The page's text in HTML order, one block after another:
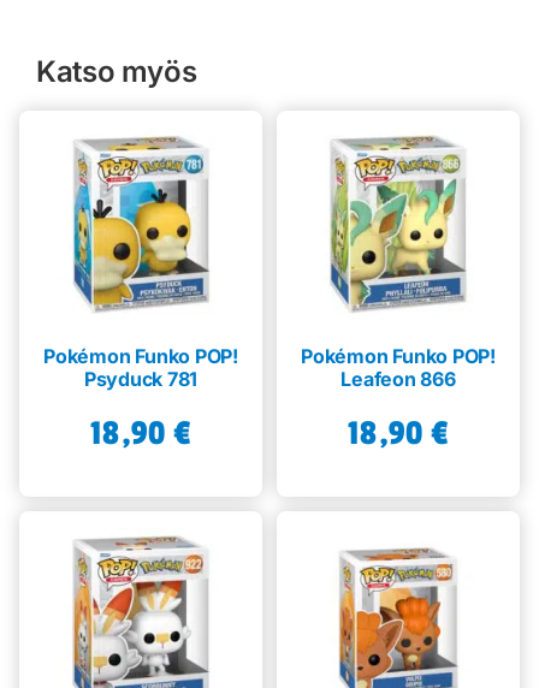
Katso myös
Pokémon Funko POP!
Psyduck 781
18,90 €
Pokémon Funko POP!
Leafeon 866
18,90 €